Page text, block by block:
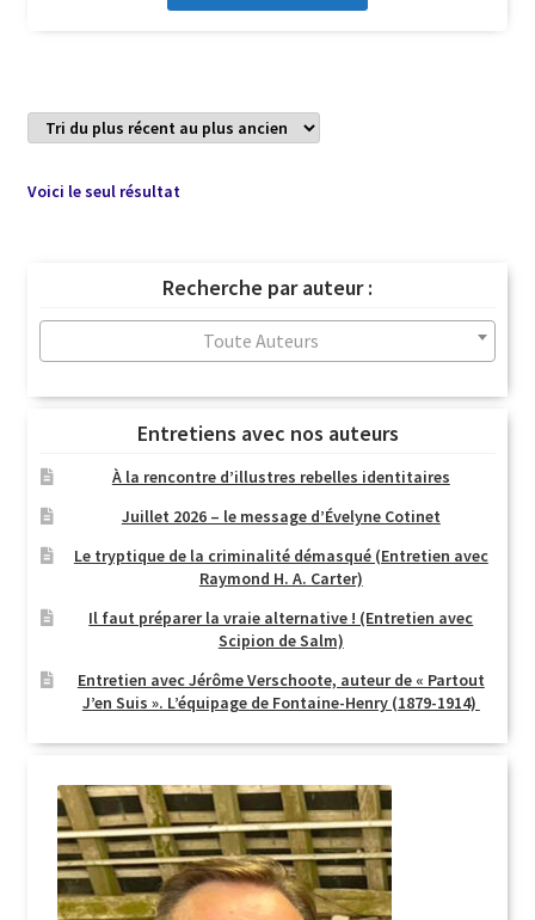
Voici le seul résultat
Recherche par auteur :
Toute Auteurs
Entretiens avec nos auteurs
À la rencontre d’illustres rebelles identitaires
Juillet 2026 – le message d’Évelyne Cotinet
Le tryptique de la criminalité démasqué (Entretien avec
Raymond H. A. Carter)
Il faut préparer la vraie alternative ! (Entretien avec
Scipion de Salm)
Entretien avec Jérôme Verschoote, auteur de « Partout
J’en Suis ». L’équipage de Fontaine-Henry (1879-1914)